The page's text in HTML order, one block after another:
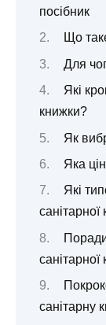
посібник
Що
Для
Які
книжки?
Як
Яка
Які
санітарної
санітарну